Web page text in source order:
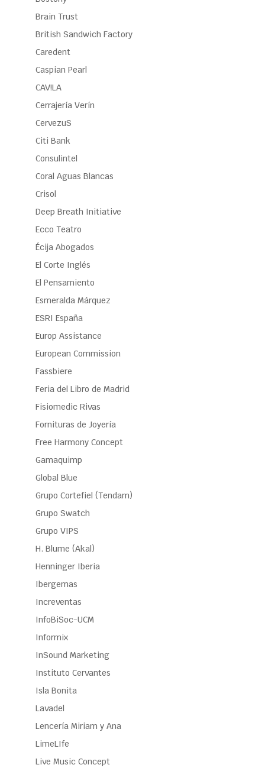
Brain Trust
British Sandwich Factory
Caredent
Caspian Pearl
CAV!LA
Cerrajería Verín
CervezuS
Citi Bank
Consulintel
Coral Aguas Blancas
Crisol
Deep Breath Initiative
Ecco Teatro
Écija Abogados
El Corte Inglés
El Pensamiento
Esmeralda Márquez
ESRI España
Europ Assistance
European Commission
Fassbiere
Feria del Libro de Madrid
Fisiomedic Rivas
Fornituras de Joyería
Free Harmony Concept
Gamaquimp
Global Blue
Grupo Cortefiel (Tendam)
Grupo Swatch
Grupo VIPS
H. Blume (Akal)
Henninger Iberia
Ibergemas
Increventas
InfoBiSoc-UCM
Informix
InSound Marketing
Instituto Cervantes
Isla Bonita
Lavadel
Lencería Miriam y Ana
LimeLIfe
Live Music Concept